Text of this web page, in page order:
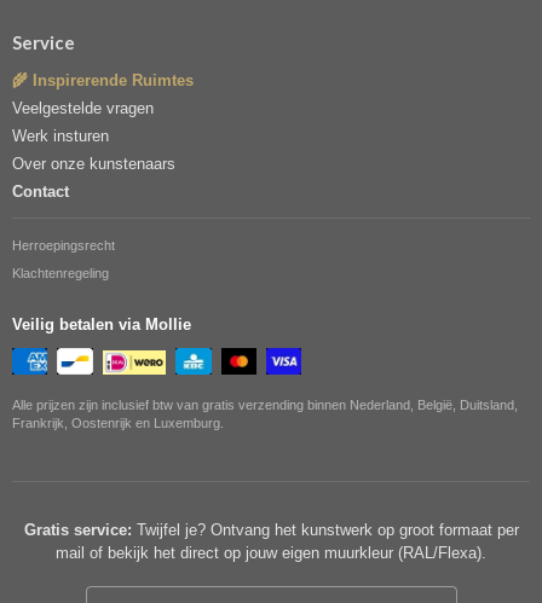
Service
🌾 Inspirerende Ruimtes
Veelgestelde vragen
Werk insturen
Over onze kunstenaars
Contact
Herroepingsrecht
Klachtenregeling
Veilig betalen via Mollie
Alle prijzen zijn inclusief btw van gratis verzending binnen Nederland, België, Duitsland,
Frankrijk, Oostenrijk en Luxemburg.
Gratis service: Twijfel je? Ontvang het kunstwerk op groot formaat per
mail of bekijk het direct op jouw eigen muurkleur (RAL/Flexa).